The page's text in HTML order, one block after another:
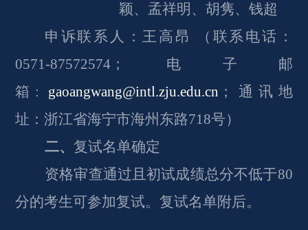
颖、孟祥明、胡隽、钱超
申诉联系人：王高昂
（联系电话：
0571-87572574；电子邮
箱:
gaoangwang@intl.zju.edu.cn ；通讯地
址：浙江省海宁市海州东路718号）
二、复试名单确定
资格审查通过且初试成绩总分不低于80
分的考生可参加复试。复试名单附后。